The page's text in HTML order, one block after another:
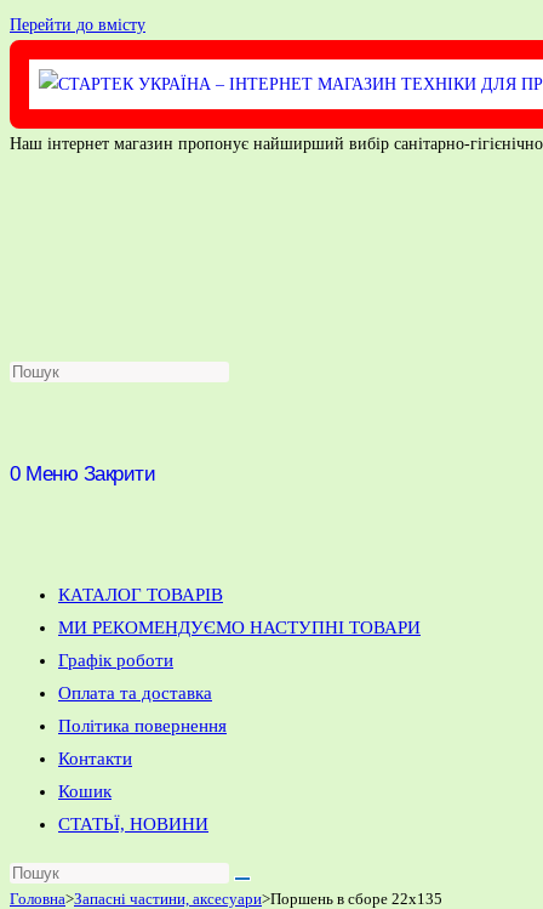
Перейти до вмісту
Наш інтернет магазин пропонує найширший вибір санітарно-
0 Меню Закрити
КАТАЛОГ ТОВАРІВ
МИ РЕКОМЕНДУЄМО НАСТУПНІ ТОВАРИ
Графік роботи
Оплата та доставка
Політика повернення
Контакти
Кошик
СТАТЬЇ, НОВИНИ
Головна>Запасні частини, аксесуари>Поршень в сборе 22х135